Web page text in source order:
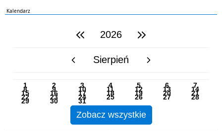
Kalendarz
poprzedni rok2026 następny rok
poprzedni miesiącSierpień następny miesiąc
1 2 3 4 5 6 7
8 9 10 11 12 13 14
15 16 17 18 19 20 21
22 23 24 25 26 27 28
29 30 31
Zobacz wszystkie